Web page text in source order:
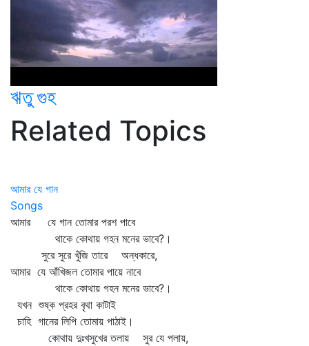
ঋতু গুহ
Related Topics
আমার যে গান
Songs
আমার যে গান তোমার পরশ পাবে
থাকে কোথায় গহন মনের ভাবে?।
সুরে সুরে খুঁজি তারে অন্ধকারে,
আমার যে আঁখিজল তোমার পায়ে নাবে
থাকে কোথায় গহন মনের ভাবে?।
যখন শুষ্ক প্রহর বৃথা কাটাই
চাহি গানের লিপি তোমায় পাঠাই।
কোথায় দুঃখসুখের তলায় সুর যে পলায়,